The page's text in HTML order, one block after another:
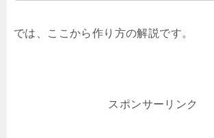
では、ここから作り方の解説です。
スポンサーリンク